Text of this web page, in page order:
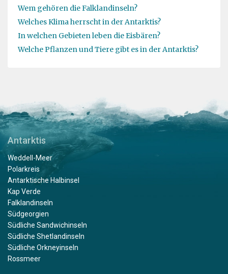
Wem gehören die Falklandinseln?
Welches Klima herrscht in der Antarktis?
In welchen Gebieten leben die Eisbären?
Welche Pflanzen und Tiere gibt es in der Antarktis?
Antarktis
Weddell-Meer
Polarkreis
Antarktische Halbinsel
Kap Verde
Falklandinseln
Südgeorgien
Südliche Sandwichinseln
Südliche Shetlandinseln
Südliche Orkneyinseln
Rossmeer